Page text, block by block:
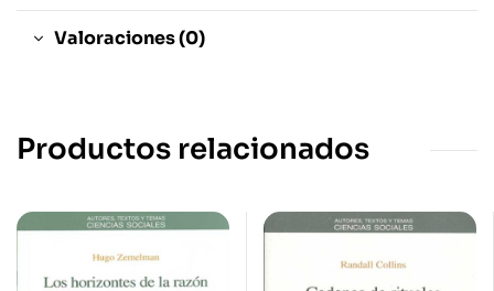
Valoraciones (0)
Productos relacionados